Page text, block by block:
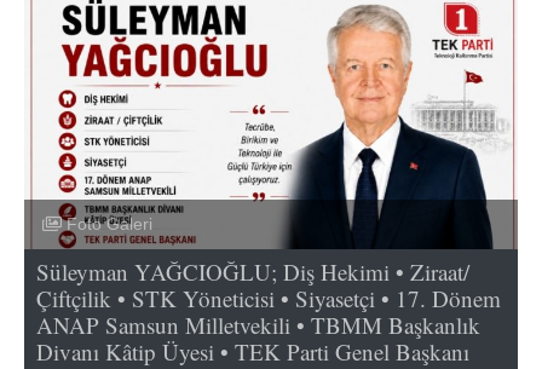
Foto Galeri
Süleyman YAĞCIOĞLU; Diş Hekimi • Ziraat/
Çiftçilik • STK Yöneticisi • Siyasetçi • 17. Dönem
ANAP Samsun Milletvekili • TBMM Başkanlık
Divanı Kâtip Üyesi • TEK Parti Genel Başkanı